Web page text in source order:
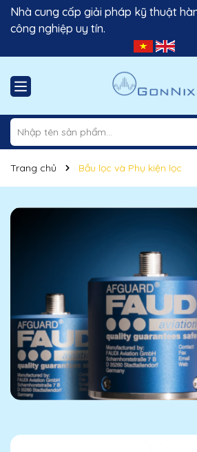
Nhà cung cấp giải pháp kỹ thuật
công nghiệp uy tín.
Trang chủ Bầu lọc và Phụ kiện lọc